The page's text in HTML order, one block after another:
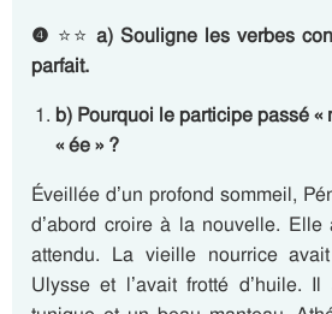
❹ ⭐⭐ a) Souligne les verbes
parfait.
b) Pourquoi le participe passé «
« ée » ?
Éveillée d’un profond sommeil,
d’abord croire à la nouvelle. Elle
attendu. La vieille nourrice
Ulysse et l’avait frotté d’huile.